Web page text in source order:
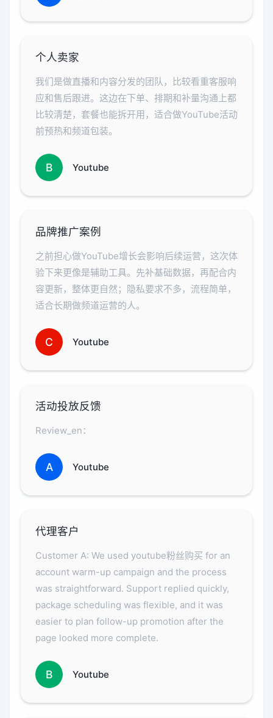
个人卖家
我们是做直播和内容分发的团队，比较看重客服响
应和售后跟进。这边在下单、排期和补量沟通上都
比较清楚，套餐也能拆开用，适合做YouTube活动
前预热和频道包装。
B Youtube
品牌推广案例
之前担心做YouTube增长会影响后续运营，这次体
验下来更像是辅助工具。先补基础数据，再配合内
容更新，整体更自然；隐私要求不多，流程简单，
适合长期做频道运营的人。
C Youtube
活动投放反馈
Review_en：
A Youtube
代理客户
Customer A: We used youtube粉丝购买 for an
account warm-up campaign and the process
was straightforward. Support replied quickly,
package scheduling was flexible, and it was
easier to plan follow-up promotion after the
page looked more complete.
B Youtube